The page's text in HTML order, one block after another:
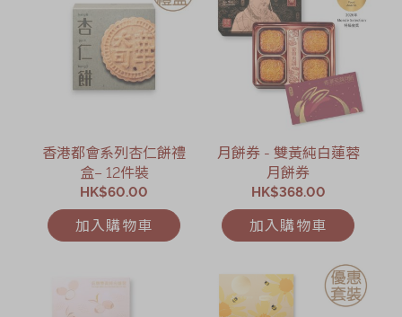
香港都會系列杏仁餅禮
盒– 12件裝
HK$60.00
加入購物車
月餅券 - 雙黃純白蓮蓉
月餅券
HK$368.00
加入購物車